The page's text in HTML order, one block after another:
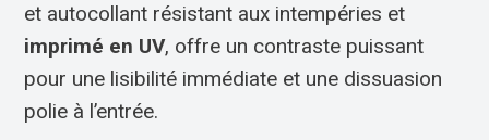
et autocollant résistant aux intempéries et
imprimé en UV, offre un contraste puissant
pour une lisibilité immédiate et une dissuasion
polie à l’entrée.